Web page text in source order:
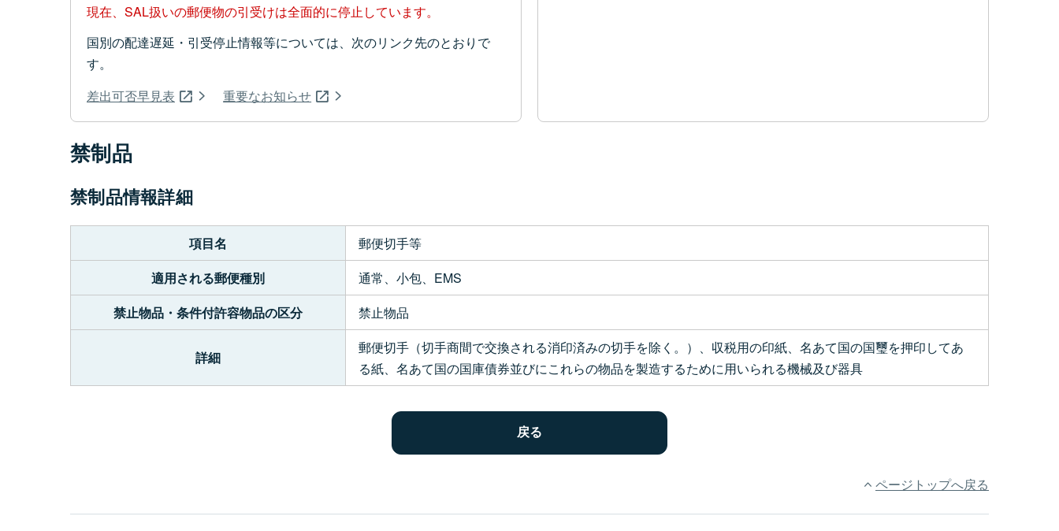
現在、SAL扱いの郵便物の引受けは全面的に停止しています。
国別の配達遅延・引受停止情報等については、次のリンク先のとおりで
す。
差出可否早見表
重要なお知らせ
禁制品
禁制品情報詳細
項目名
郵便切手等
適用される郵便種別
通常、小包、EMS
禁止物品・条件付許容物品の区分
禁止物品
詳細
郵便切手（切手商間で交換される消印済みの切手を除く。）、収税用の印紙、名あて国の国璽を押印してあ
る紙、名あて国の国庫債券並びにこれらの物品を製造するために用いられる機械及び器具
ページトップへ戻る